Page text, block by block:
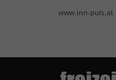
www.inn-puls.at